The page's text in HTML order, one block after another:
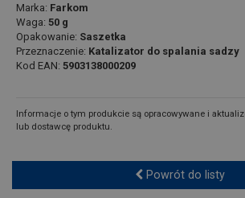
Marka: Farkom
Waga: 50 g
Opakowanie: Saszetka
Przeznaczenie: Katalizator do spalania sadzy
Kod EAN: 5903138000209
Informacje o tym produkcie są opracowywane i
lub dostawcę produktu.
Powrót do listy